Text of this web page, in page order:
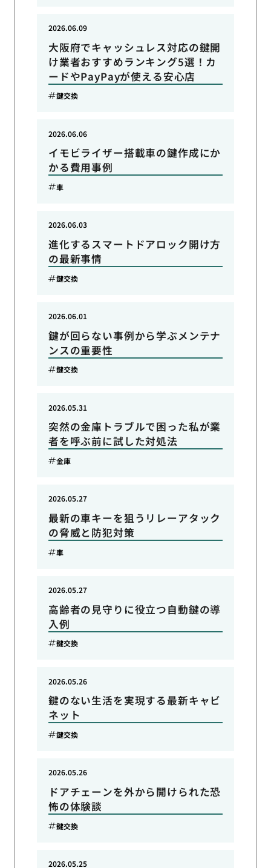
大阪府でキャッシュレス対応の鍵開
け業者おすすめランキング5選！カ
ードやPayPayが使える安心店
2026.06.09
鍵交換
イモビライザー搭載車の鍵作成にか
かる費用事例
2026.06.06
車
進化するスマートドアロック開け方
の最新事情
2026.06.03
鍵交換
鍵が回らない事例から学ぶメンテナ
ンスの重要性
2026.06.01
鍵交換
突然の金庫トラブルで困った私が業
者を呼ぶ前に試した対処法
2026.05.31
金庫
最新の車キーを狙うリレーアタック
の脅威と防犯対策
2026.05.27
車
高齢者の見守りに役立つ自動鍵の導
入例
2026.05.27
鍵交換
鍵のない生活を実現する最新キャビ
ネット
2026.05.26
鍵交換
ドアチェーンを外から開けられた恐
怖の体験談
2026.05.26
鍵交換
2026.05.25